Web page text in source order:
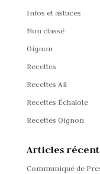
Infos et astuces
Non classé
Oignon
Recettes
Recettes Ail
Recettes Échalote
Recettes Oignon
Articles
Communiqué de